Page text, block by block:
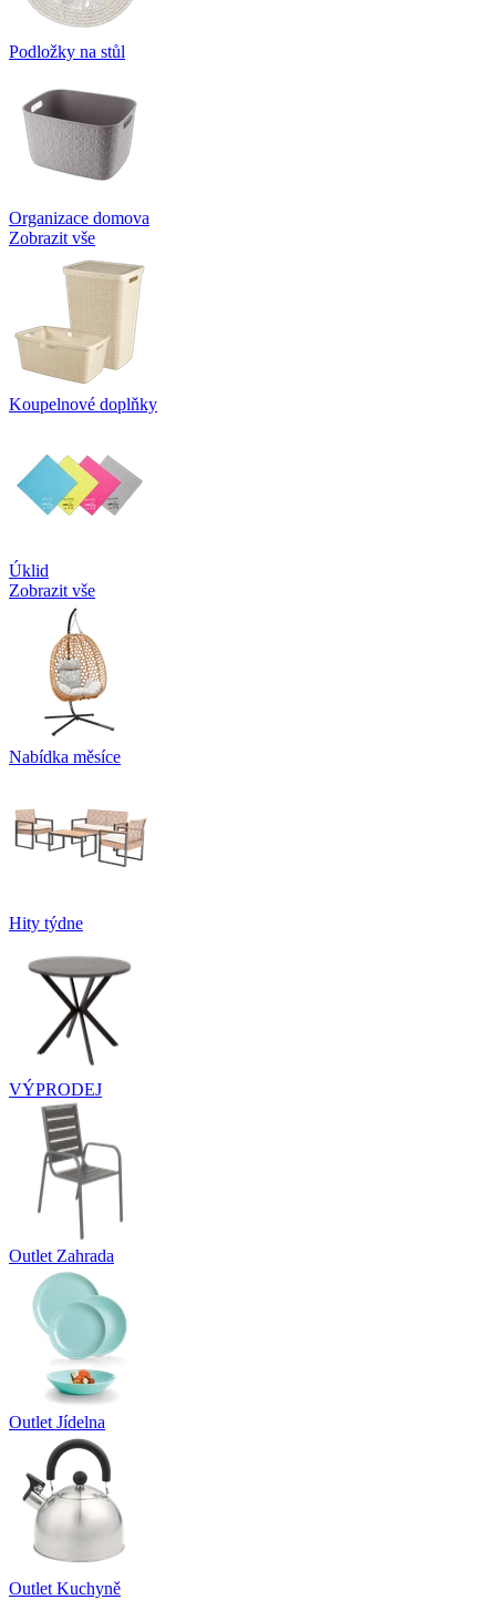
Podložky na stůl
Organizace domova
Zobrazit vše
Koupelnové doplňky
Úklid
Zobrazit vše
Nabídka měsíce
Hity týdne
VÝPRODEJ
Outlet Zahrada
Outlet Jídelna
Outlet Kuchyně